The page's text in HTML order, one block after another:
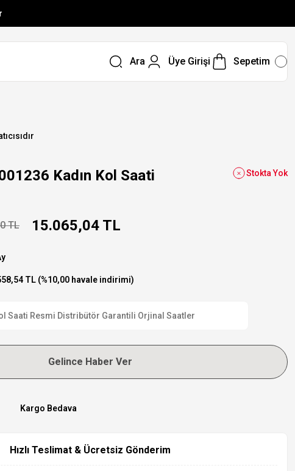
Ara Üye Girişi Sepetim
Kadın Kol Saati Stokta Yok
TL 15.065,04 TL
TL (%10,00 havale indirimi)
Saati Resmi Distribütör Garantili Orjinal Saatler
Gelince Haber Ver
Kargo Bedava
Hızlı Teslimat & Ücretsiz Gönderim